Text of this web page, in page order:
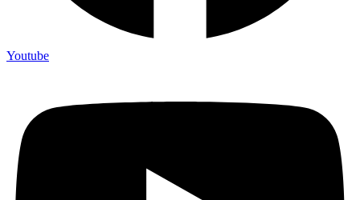
Youtube